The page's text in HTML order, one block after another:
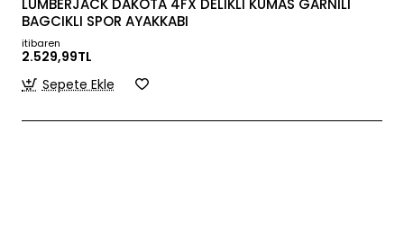
BAGCIKLI SPOR AYAKKABI
itibaren
2.529,99TL
Sepete Ekle